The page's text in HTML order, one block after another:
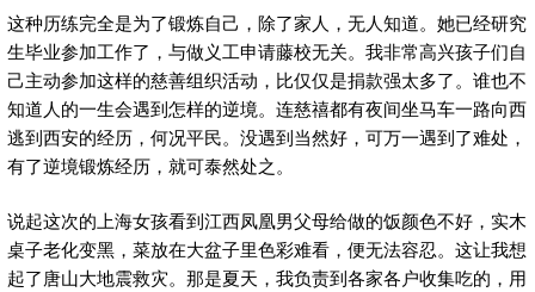
这种历练完全是为了锻炼自己，除了家人，无人知道。她已经研究
生毕业参加工作了，与做义工申请藤校无关。我非常高兴孩子们自
己主动参加这样的慈善组织活动，比仅仅是捐款强太多了。谁也不
知道人的一生会遇到怎样的逆境。连慈禧都有夜间坐马车一路向西
逃到西安的经历，何况平民。没遇到当然好，可万一遇到了难处，
有了逆境锻炼经历，就可泰然处之。
说起这次的上海女孩看到江西凤凰男父母给做的饭颜色不好，实木
桌子老化变黑，菜放在大盆子里色彩难看，便无法容忍。这让我想
起了唐山大地震救灾。那是夏天，我负责到各家各户收集吃的，用